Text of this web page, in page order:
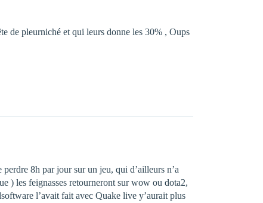
de pleurniché et qui leurs donne les 30% , Oups
8h par jour sur un jeu, qui d’ailleurs n’a
) les feignasses retourneront sur wow ou dota2,
l’avait fait avec Quake live y’aurait plus